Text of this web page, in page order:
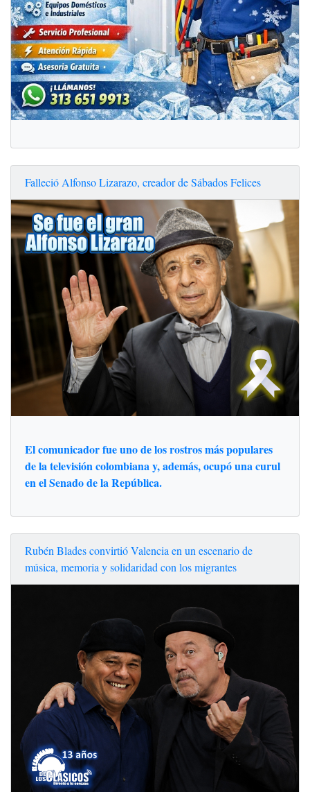
Falleció Alfonso Lizarazo, creador de Sábados Felices
El comunicador fue uno de los rostros más populares
de la televisión colombiana y, además, ocupó una curul
en el Senado de la República.
Rubén Blades convirtió Valencia en un escenario de
música, memoria y solidaridad con los migrantes